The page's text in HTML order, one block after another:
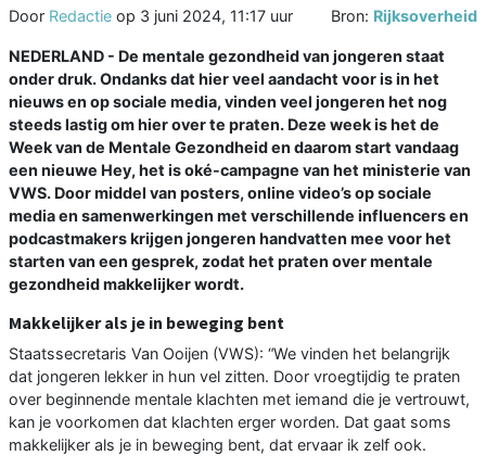
Door Redactie op 3 juni 2024, 11:17 uur Bron: Rijksoverheid
NEDERLAND - De mentale gezondheid van jongeren staat
onder druk. Ondanks dat hier veel aandacht voor is in het
nieuws en op sociale media, vinden veel jongeren het nog
steeds lastig om hier over te praten. Deze week is het de
Week van de Mentale Gezondheid en daarom start vandaag
een nieuwe Hey, het is oké-campagne van het ministerie van
VWS. Door middel van posters, online video’s op sociale
media en samenwerkingen met verschillende influencers en
podcastmakers krijgen jongeren handvatten mee voor het
starten van een gesprek, zodat het praten over mentale
gezondheid makkelijker wordt.
Makkelijker als je in beweging bent
Staatssecretaris Van Ooijen (VWS): “We vinden het belangrijk
dat jongeren lekker in hun vel zitten. Door vroegtijdig te praten
over beginnende mentale klachten met iemand die je vertrouwt,
kan je voorkomen dat klachten erger worden. Dat gaat soms
makkelijker als je in beweging bent, dat ervaar ik zelf ook.